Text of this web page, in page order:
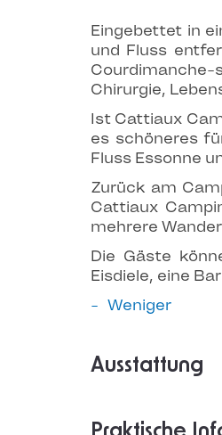
Eingebettet in
und Fluss
Chirurgie,
Ist Cattiaux
es schöneres
Fluss Essonne
Zurück am
Cattiaux
mehrere
Die Gäste
Eisdiele, eine
Weniger
Ausstattung